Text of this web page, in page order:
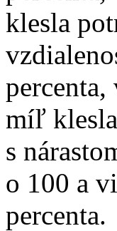
klesla
míľ
s
o 100 a
percenta.